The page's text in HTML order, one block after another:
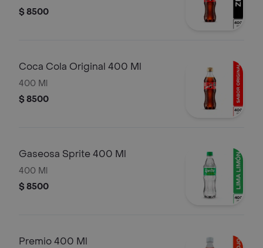
$ 8500
Coca Cola Original 400 Ml
400 Ml
$ 8500
Gaseosa Sprite 400 Ml
400 Ml
$ 8500
Premio 400 Ml